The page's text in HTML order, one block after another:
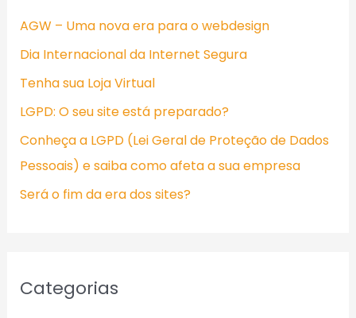
r
p
o
r
:
AGW – Uma nova era para o webdesign
Dia Internacional da Internet Segura
Tenha sua Loja Virtual
LGPD: O seu site está preparado?
Conheça a LGPD (Lei Geral de Proteção de Dados
Pessoais) e saiba como afeta a sua empresa
Será o fim da era dos sites?
Categorias